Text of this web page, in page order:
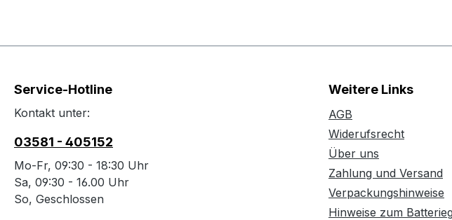
Service-Hotline
Kontakt unter:
03581 - 405152
Mo-Fr, 09:30 - 18:30 Uhr
Sa, 09:30 - 16.00 Uhr
So, Geschlossen
Weitere Links
AGB
Widerufsrecht
Über uns
Zahlung und Versand
Verpackungshinweise
Hinweise zum